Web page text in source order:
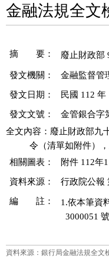
金融法規全文
摘 要：
發文機關： 金融監督管
發文日期： 民國 112 年
發文文號：
金管銀合字
全文內容：廢止財政部九
相關圖表：
附件 112年
資料來源： 行政院公報
編 註：
1.依本筆資
3000051
資料來源：銀行局金融法規全文